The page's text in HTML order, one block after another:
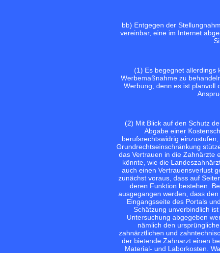
bb) Entgegen der
vereinbar, eine im Internet
(1) Es begegnet allerdings
Werbemaßnahme zu
Werbung, denn es ist planvoll
(2) Mit Blick auf den Schutz
Abgabe einer
berufsrechtswidrig
Grundrechtseinschränkung
das Vertrauen in die Zahnärzte
könnte, wie die
auch einen Vertrauensverlust
zunächst voraus, dass auf
deren Funktion bestehen.
ausgegangen werden, dass
Eingangsseite des Portals
Schätzung unverbindlich
Untersuchung abgegeben
nämlich den
zahnärztlichen und
der bietende Zahnarzt einen
Material- und Laborkosten.